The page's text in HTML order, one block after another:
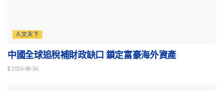
人文天下
中國全球追稅補財政缺口 鎖定富豪海外資產
2026-08-06